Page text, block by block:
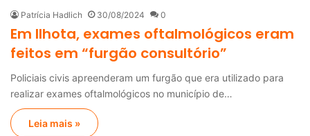
Patrícia Hadlich 30/08/2024 0
Em Ilhota, exames oftalmológicos eram
feitos em “furgão consultório”
Policiais civis apreenderam um furgão que era utilizado para
realizar exames oftalmológicos no município de…
Leia mais »